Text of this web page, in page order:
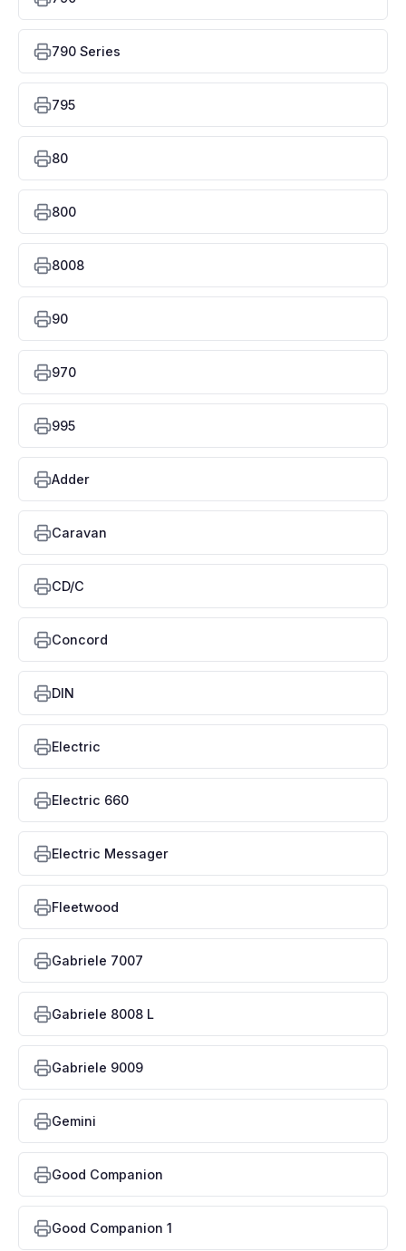
790 Series
795
80
800
8008
90
970
995
Adder
Caravan
CD/C
Concord
DIN
Electric
Electric 660
Electric Messager
Fleetwood
Gabriele 7007
Gabriele 8008 L
Gabriele 9009
Gemini
Good Companion
Good Companion 1